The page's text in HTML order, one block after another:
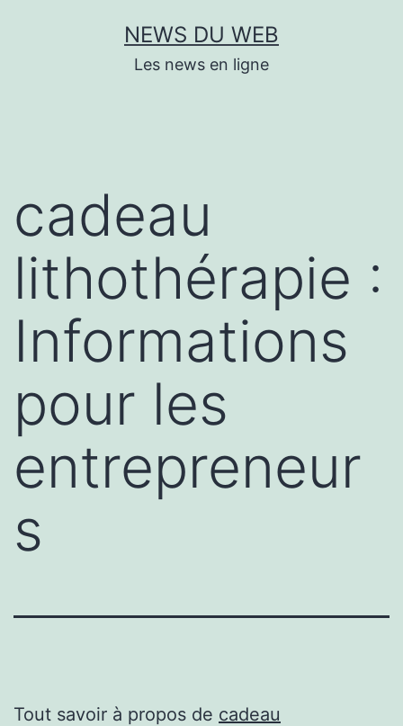
NEWS DU WEB
Les news en ligne
cadeau
lithothérapie :
Informations
pour les
entrepreneur
s
Tout savoir à propos de cadeau